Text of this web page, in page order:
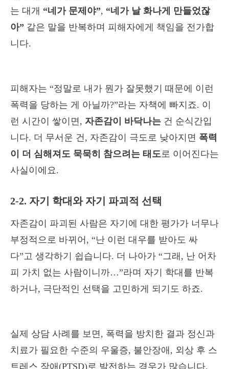
는 대개 “네가 문제야”, “네가 날 화나게 만들었잖
아” 같은 말을 반복하며 피해자에게 책임을 전가합
니다.
피해자는 “정말로 내가 뭔가 잘못했기 때문에 이런
폭력을 당하는 게 아닐까?”라는 자책에 빠지죠. 이
런 시간이 쌓이면, 자존감이 바닥나는 건 순식간입
니다. 더 무서운 건, 자존감이 극도로 낮아지면 폭력
이 더 심해져도 묵묵히 참으려는 태도로 이어진다는
사실이에요.
2-2. 자기 학대와 자기 파괴적 선택
자존감이 파괴된 사람은 자기에 대한 평가가 너무나
부정적으로 바뀌어, “난 이런 대우를 받아도 싸
다”고 생각하기 쉽습니다. 더 나아가 “그래, 난 어차
피 가치 없는 사람이니까…”라며 자기 학대를 반복
하거나, 극단적인 선택을 고민하게 되기도 하죠.
실제 상담 사례를 보면, 폭력을 방치한 결과 정신과
치료가 필요한 수준의 우울증, 불안장애, 외상 후 스
트레스 장애(PTSD)로 발전하는 경우가 많습니다.